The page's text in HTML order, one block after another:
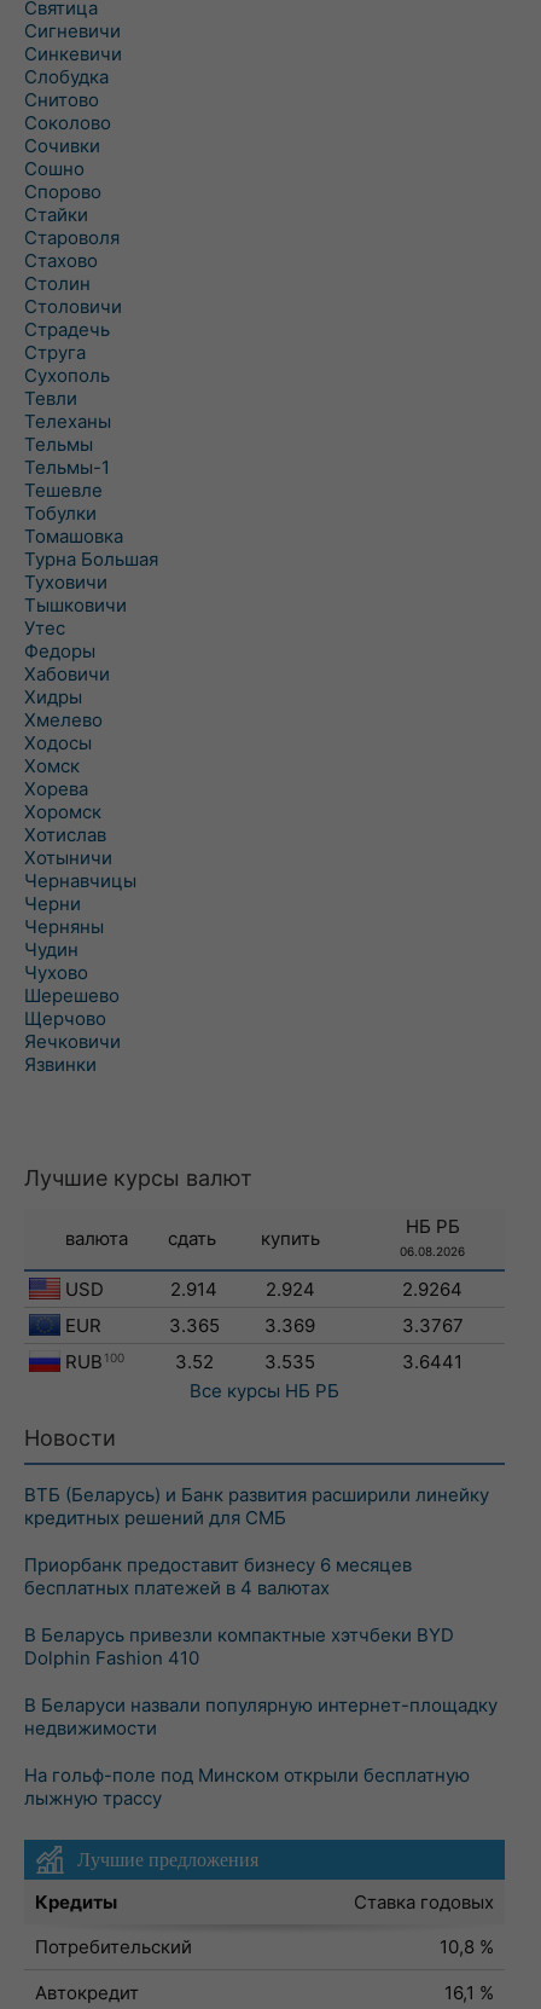
Святица
Сигневичи
Синкевичи
Слобудка
Снитово
Соколово
Сочивки
Сошно
Спорово
Стайки
Староволя
Стахово
Столин
Столовичи
Страдечь
Струга
Сухополь
Тевли
Телеханы
Тельмы
Тельмы-1
Тешевле
Тобулки
Томашовка
Турна Большая
Туховичи
Тышковичи
Утес
Федоры
Хабовичи
Хидры
Хмелево
Ходосы
Хомск
Хорева
Хоромск
Хотислав
Хотыничи
Чернавчицы
Черни
Черняны
Чудин
Чухово
Шерешево
Щерчово
Яечковичи
Язвинки
Лучшие курсы валют
валюта сдать купить
НБ РБ
06.08.2026
USD 2.914 2.924
2.9264
EUR
3.365 3.369
3.3767
RUB 100 3.52 3.535
3.6441
Все курсы НБ РБ
Новости
ВТБ (Беларусь) и Банк развития расширили линейку
кредитных решений для СМБ
Приорбанк предоставит бизнесу 6 месяцев
бесплатных платежей в 4 валютах
В Беларусь привезли компактные хэтчбеки BYD
Dolphin Fashion 410
В Беларуси назвали популярную интернет-площадку
недвижимости
На гольф-поле под Минском открыли бесплатную
лыжную трассу
Лучшие предложения
Кредиты
Ставка годовых
Потребительский
10,8 %
Автокредит
16,1 %